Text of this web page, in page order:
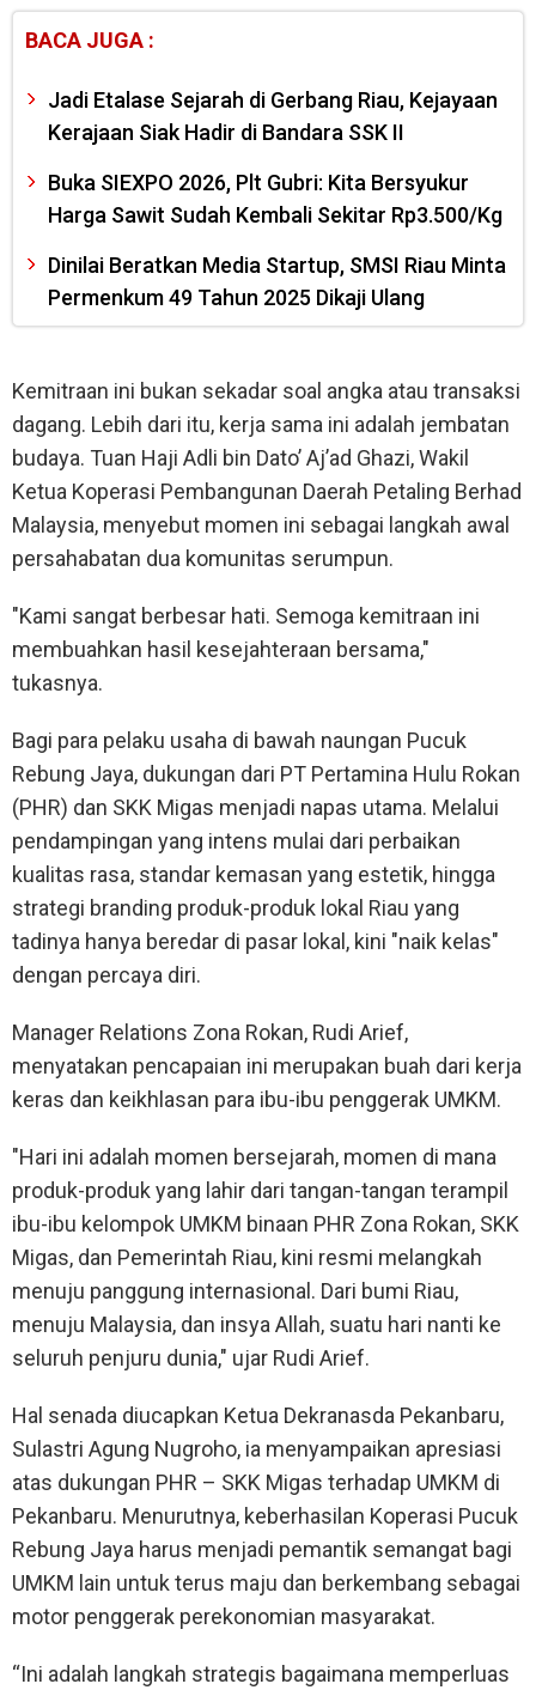
BACA JUGA :
Jadi Etalase Sejarah di Gerbang Riau, Kejayaan
Kerajaan Siak Hadir di Bandara SSK II
Buka SIEXPO 2026, Plt Gubri: Kita Bersyukur
Harga Sawit Sudah Kembali Sekitar Rp3.500/Kg
Dinilai Beratkan Media Startup, SMSI Riau Minta
Permenkum 49 Tahun 2025 Dikaji Ulang
Kemitraan ini bukan sekadar soal angka atau transaksi
dagang. Lebih dari itu, kerja sama ini adalah jembatan
budaya. Tuan Haji Adli bin Dato’ Aj’ad Ghazi, Wakil
Ketua Koperasi Pembangunan Daerah Petaling Berhad
Malaysia, menyebut momen ini sebagai langkah awal
persahabatan dua komunitas serumpun.
"Kami sangat berbesar hati. Semoga kemitraan ini
membuahkan hasil kesejahteraan bersama,"
tukasnya.
Bagi para pelaku usaha di bawah naungan Pucuk
Rebung Jaya, dukungan dari PT Pertamina Hulu Rokan
(PHR) dan SKK Migas menjadi napas utama. Melalui
pendampingan yang intens mulai dari perbaikan
kualitas rasa, standar kemasan yang estetik, hingga
strategi branding produk-produk lokal Riau yang
tadinya hanya beredar di pasar lokal, kini "naik kelas"
dengan percaya diri.
Manager Relations Zona Rokan, Rudi Arief,
menyatakan pencapaian ini merupakan buah dari kerja
keras dan keikhlasan para ibu-ibu penggerak UMKM.
"Hari ini adalah momen bersejarah, momen di mana
produk-produk yang lahir dari tangan-tangan terampil
ibu-ibu kelompok UMKM binaan PHR Zona Rokan, SKK
Migas, dan Pemerintah Riau, kini resmi melangkah
menuju panggung internasional. Dari bumi Riau,
menuju Malaysia, dan insya Allah, suatu hari nanti ke
seluruh penjuru dunia," ujar Rudi Arief.
Hal senada diucapkan Ketua Dekranasda Pekanbaru,
Sulastri Agung Nugroho, ia menyampaikan apresiasi
atas dukungan PHR – SKK Migas terhadap UMKM di
Pekanbaru. Menurutnya, keberhasilan Koperasi Pucuk
Rebung Jaya harus menjadi pemantik semangat bagi
UMKM lain untuk terus maju dan berkembang sebagai
motor penggerak perekonomian masyarakat.
“Ini adalah langkah strategis bagaimana memperluas